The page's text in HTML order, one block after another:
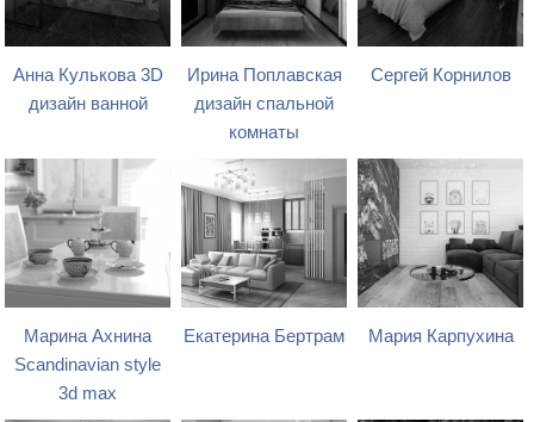
Анна Кулькова 3D
дизайн ванной
Ирина Поплавская
дизайн спальной
комнаты
Сергей Корнилов
Марина Ахнина
Scandinavian style
3d max
Екатерина Бертрам Мария Карпухина